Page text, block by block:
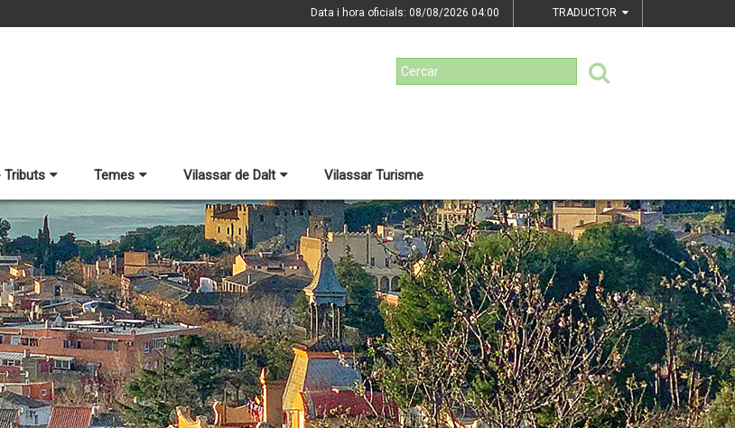
Data i hora oficials: 08/08/2026 04:00 TRADUCTOR
Tributs Temes Vilassar de Dalt Vilassar Turisme